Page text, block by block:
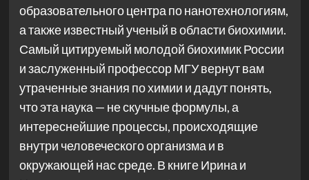
образовательного центра по нанотехнологиям,
а также известный ученый в области биохимии.
Самый цитируемый молодой биохимик России
и заслуженный профессор МГУ вернут вам
утраченные знания по химии и дадут понять,
что эта наука — не скучные формулы, а
интереснейшие процессы, происходящие
внутри человеческого организма и в
окружающей нас среде. В книге Ирина и